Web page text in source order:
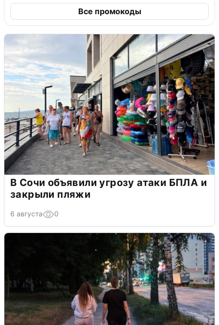
Все промокоды
В Сочи объявили угрозу атаки БПЛА и
закрыли пляжи
6 августа 0